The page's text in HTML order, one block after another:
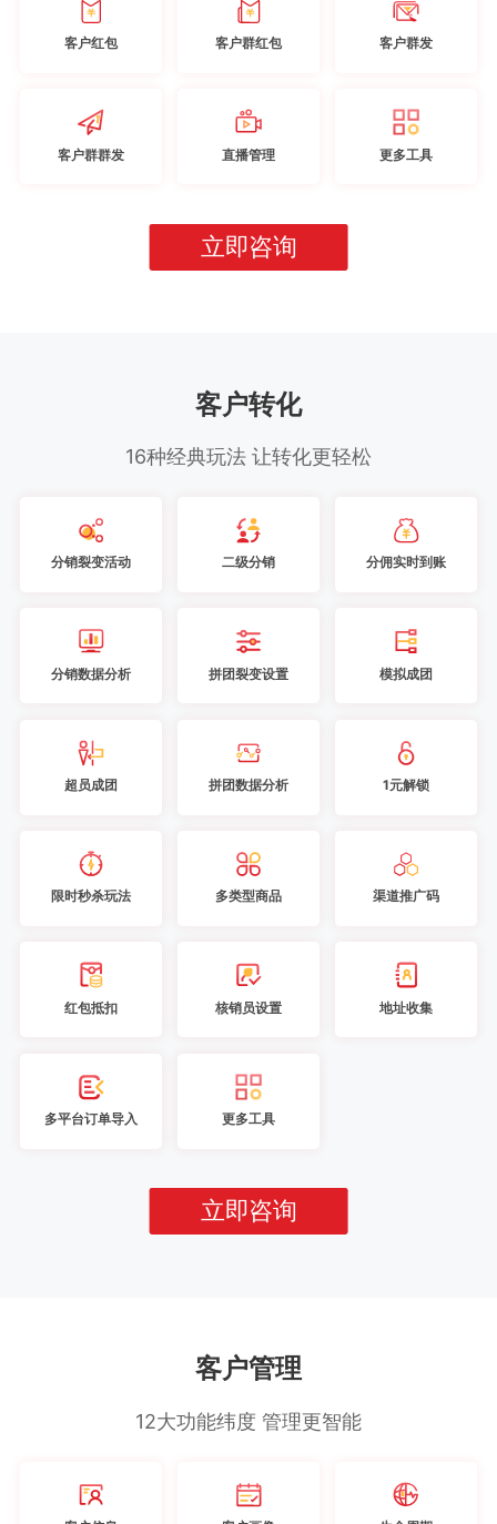
客户红包 客户群红包 客户群发
客户群群发 直播管理 更多工具
立即咨询
客户转化
16种经典玩法 让转化更轻松
分销裂变活动 二级分销 分佣实时到账
分销数据分析 拼团裂变设置 模拟成团
超员成团 拼团数据分析 1元解锁
限时秒杀玩法 多类型商品 渠道推广码
红包抵扣 核销员设置 地址收集
多平台订单导入 更多工具
立即咨询
客户管理
12大功能纬度 管理更智能